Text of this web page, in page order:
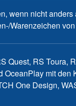
wenn nicht anders
Warenzeichen
RS Toura,
mit den
One Design,